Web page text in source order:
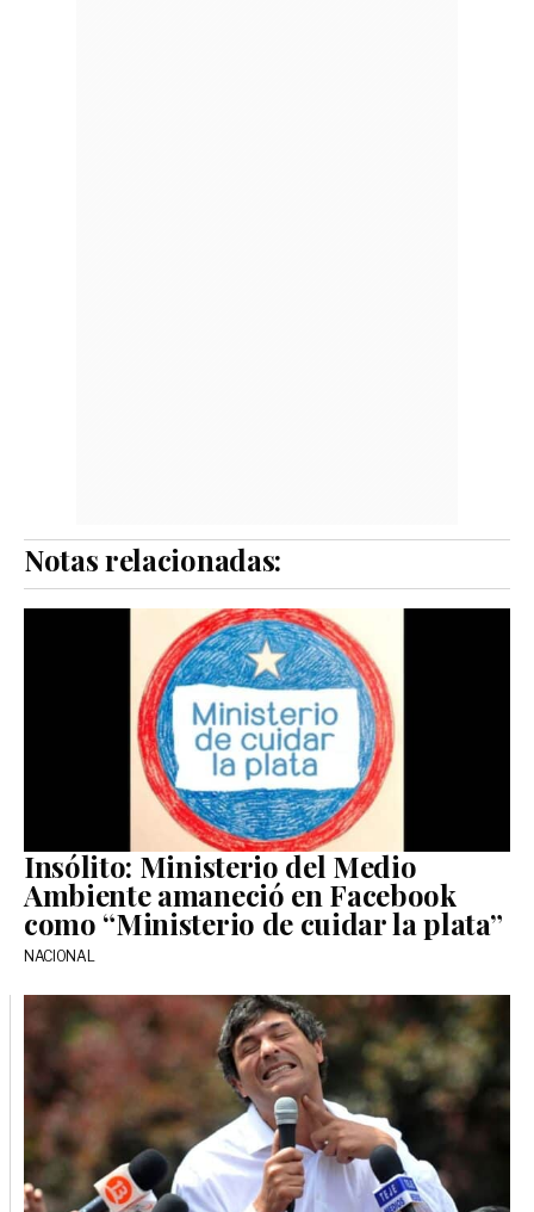
Notas relacionadas:
Insólito: Ministerio del Medio
Ambiente amaneció en Facebook
como “Ministerio de cuidar la plata”
NACIONAL